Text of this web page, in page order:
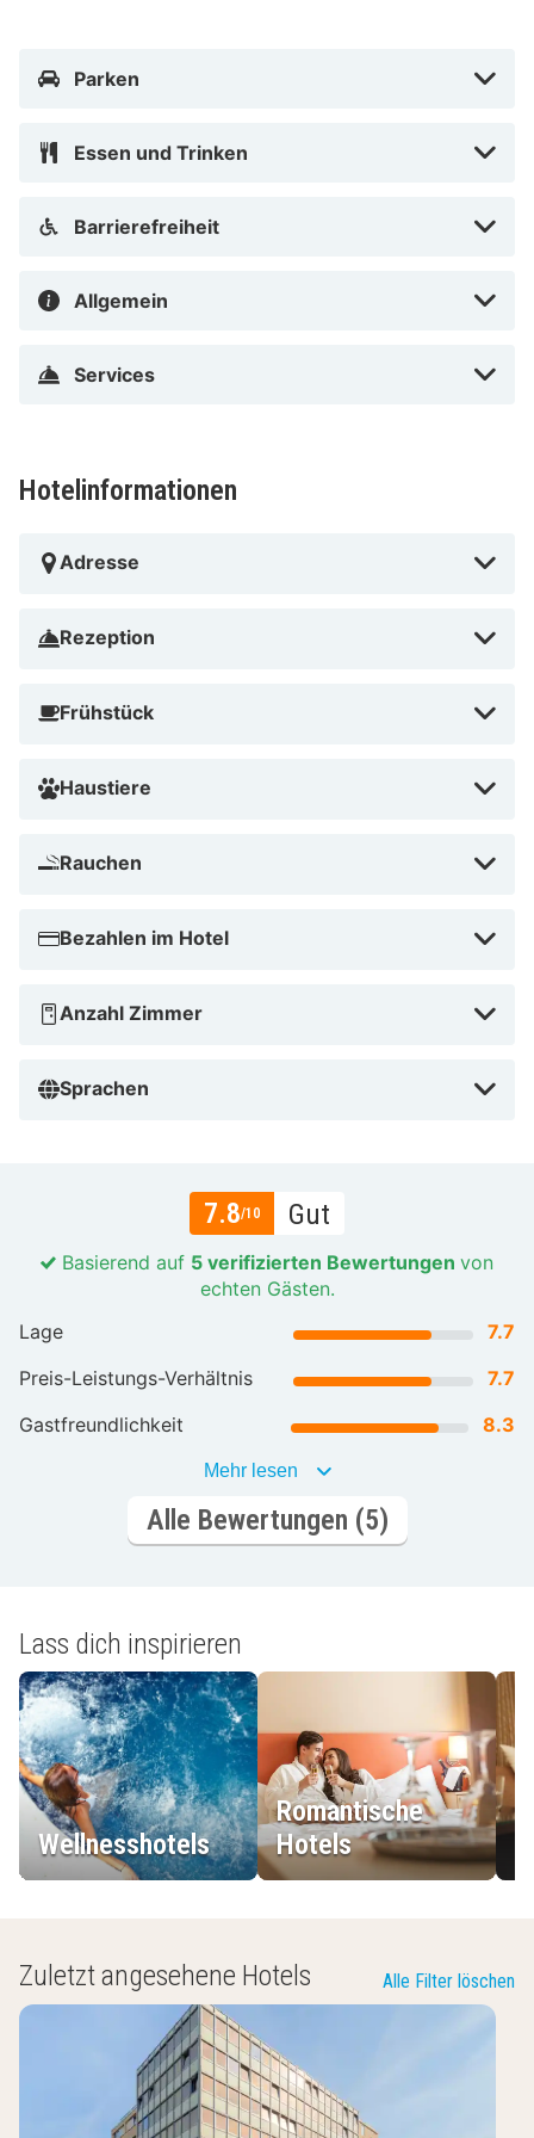
Parken
Essen und Trinken
Barrierefreiheit
Allgemein
Services
Hotelinformationen
Adresse
Rezeption
Frühstück
Haustiere
Rauchen
Bezahlen im Hotel
Anzahl Zimmer
Sprachen
7.8/10 Gut
Basierend auf 5 verifizierten Bewertungen von
echten Gästen.
Lage
7.7
Preis-Leistungs-Verhältnis
7.7
Gastfreundlichkeit
8.3
Mehr lesen
Alle Bewertungen (5)
Lass dich inspirieren
Wellnesshotels
Romantische
Hotels
Zuletzt angesehene Hotels Alle Filter löschen